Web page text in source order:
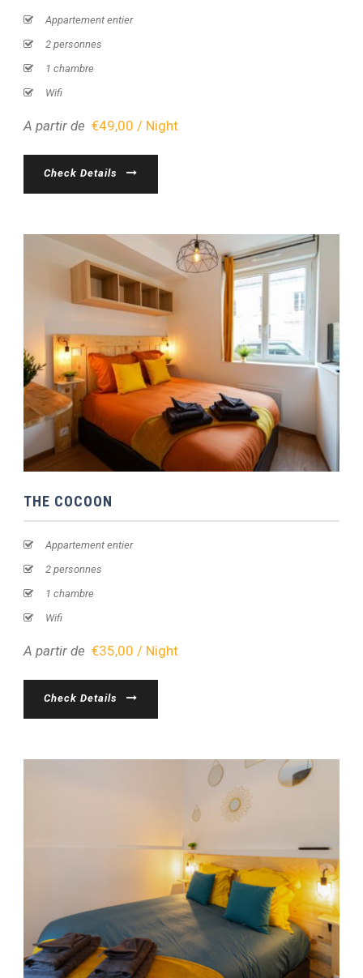
Appartement entier
2 personnes
1 chambre
Wifi
A partir de €49,00 / Night
Check Details
THE COCOON
Appartement entier
2 personnes
1 chambre
Wifi
A partir de €35,00 / Night
Check Details